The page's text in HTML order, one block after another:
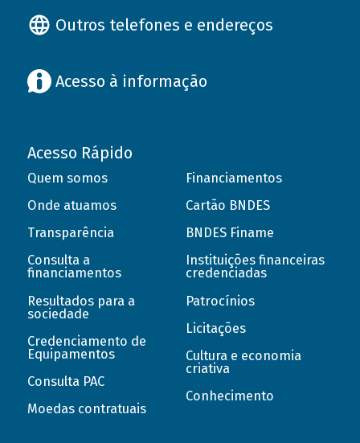
Outros telefones e endereços
Acesso à informação
Acesso Rápido
Quem somos
Onde atuamos
Transparência
Consulta a
financiamentos
Resultados para a
sociedade
Credenciamento de
Equipamentos
Consulta PAC
Moedas contratuais
Financiamentos
Cartão BNDES
BNDES Finame
Instituições financeiras
credenciadas
Patrocínios
Licitações
Cultura e economia
criativa
Conhecimento